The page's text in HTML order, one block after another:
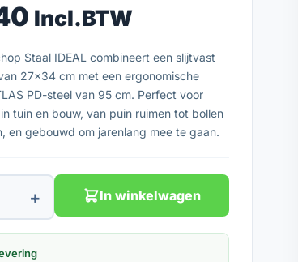
Incl.BTW
Staal IDEAL combineert een slijtvast
27x34 cm met een ergonomische
PD-steel van 95 cm. Perfect voor
tuin en bouw, van puin ruimen tot bollen
en gebouwd om jarenlang mee te gaan.
+ In winkelwagen